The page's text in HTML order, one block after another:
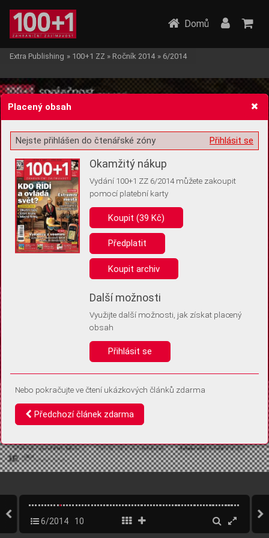
Žádost o souhlas s ukládáním volitelných informací
Pro základní fungování webu nepotřebujeme ukládat žádné informace
(tzv. cookies apod.). Rádi bychom vás ale požádali o souhlas s
uložením volitelných informací:
Anonymní unikátní ID
Díky němu příště poznáme, že se jedná o stejné zařízení, a
Identifikátor je zcela anonymní.
Vaše souhlasy a odmítnutí si ukládáme do vašeho zařízení, abychom se
vás už příště znovu neptali. Můžete je kdykoli později upravit ve Správě
Domů
Extra Publishing » 100+1 ZZ » Ročník 2014 » 6/2014
6/2014 10
Placený obsah
Přihlásit se
Nejste přihlášen do čtenářské zóny
Okamžitý nákup
Vydání 100+1 ZZ 6/2014 můžete zakoupit
pomocí platební karty
Koupit (39 Kč)
Předplatit
Koupit archiv
Další možnosti
Využijte další možnosti, jak získat placený
obsah
Přihlásit se
Nebo pokračujte ve čtení ukázkových článků zdarma
Předchozí článek zdarma